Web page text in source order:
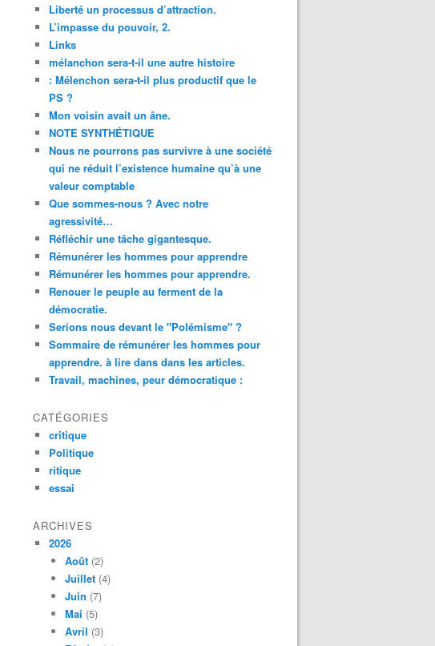
Liberté un processus d’attraction.
L’impasse du pouvoir, 2.
Links
mélanchon sera-t-il une autre histoire
: Mélenchon sera-t-il plus productif que le
PS ?
Mon voisin avait un âne.
NOTE SYNTHÉTIQUE
Nous ne pourrons pas survivre à une société
qui ne réduit l’existence humaine qu’à une
valeur comptable
Que sommes-nous ? Avec notre
agressivité…
Réfléchir une tâche gigantesque.
Rémunérer les hommes pour apprendre
Rémunérer les hommes pour apprendre.
Renouer le peuple au ferment de la
démocratie.
Serions nous devant le "Polémisme" ?
Sommaire de rémunérer les hommes pour
apprendre. à lire dans dans les articles.
Travail, machines, peur démocratique :
CATÉGORIES
critique
Politique
ritique
essai
ARCHIVES
2026
Août (2)
Juillet (4)
Juin (7)
Mai (5)
Avril (3)